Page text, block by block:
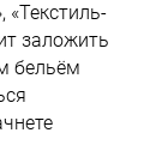
«Текстиль-
заложить
бельём